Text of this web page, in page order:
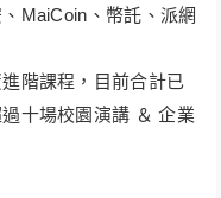
MaiCoin、幣託、派網
階課程，目前合計已
十場校園演講 ＆ 企業